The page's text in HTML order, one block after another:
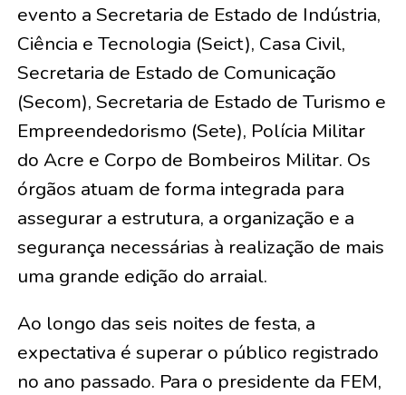
evento a Secretaria de Estado de Indústria,
Ciência e Tecnologia (Seict), Casa Civil,
Secretaria de Estado de Comunicação
(Secom), Secretaria de Estado de Turismo e
Empreendedorismo (Sete), Polícia Militar
do Acre e Corpo de Bombeiros Militar. Os
órgãos atuam de forma integrada para
assegurar a estrutura, a organização e a
segurança necessárias à realização de mais
uma grande edição do arraial.
Ao longo das seis noites de festa, a
expectativa é superar o público registrado
no ano passado. Para o presidente da FEM,